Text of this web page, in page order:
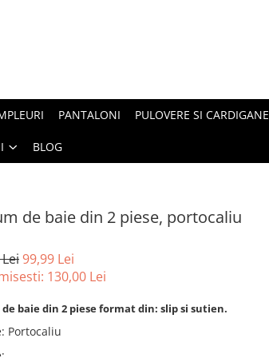
PANTALONI PULOVERE SI CARDIGANE
BLOG
de baie din 2 piese, portocaliu
99,99 Lei
130,00 Lei
baie din 2 piese format din: slip si sutien.
: Portocaliu